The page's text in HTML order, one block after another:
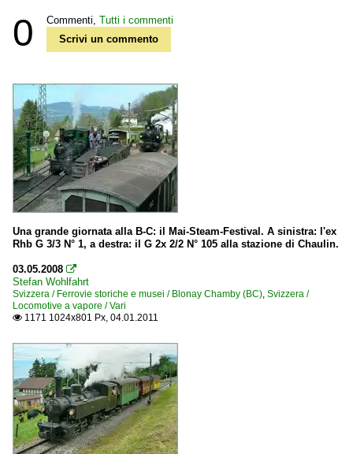
0 Commenti, Tutti i commenti
Scrivi un commento
Una grande giornata alla B-C: il Mai-Steam-Festival. A sinistra: l'ex
Rhb G 3/3 N° 1, a destra: il G 2x 2/2 N° 105 alla stazione di Chaulin.
03.05.2008 
Stefan Wohlfahrt
Svizzera / Ferrovie storiche e musei / Blonay Chamby (BC), Svizzera /
Locomotive a vapore / Vari
 1171 1024x801 Px, 04.01.2011